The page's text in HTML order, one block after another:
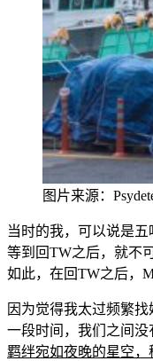
图片来源：
当时的我，可以说是五
等到回TW之后，就不
如此，在回TW之后，
因为觉得我太过频繁
一段时间，我们之间没
羁绊宛如夜晚的星空